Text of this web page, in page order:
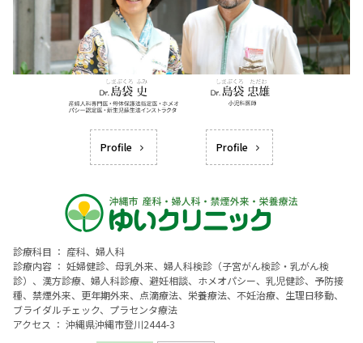
Profile Profile
診療科目 ： 産科、婦人科
診療内容 ： 妊婦健診、母乳外来、婦人科検診（子宮がん検診・乳がん検
診）、漢方診療、婦人科診療、避妊相談、ホメオパシー、乳児健診、予防接
種、禁煙外来、更年期外来、点滴療法、栄養療法、不妊治療、生理日移動、
ブライダルチェック、プラセンタ療法
アクセス ： 沖縄県沖縄市登川2444-3